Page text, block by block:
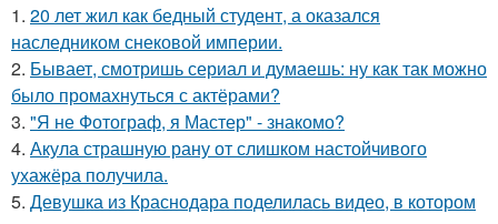
1. 20 лет жил как бедный студент, а оказался
наследником снековой империи.
2. Бывает, смотришь сериал и думаешь: ну как так можно
было промахнуться с актёрами?
3. "Я не Фотограф, я Мастер" - знакомо?
4. Акула страшную рану от слишком настойчивого
ухажёра получила.
5. Девушка из Краснодара поделилась видео, в котором